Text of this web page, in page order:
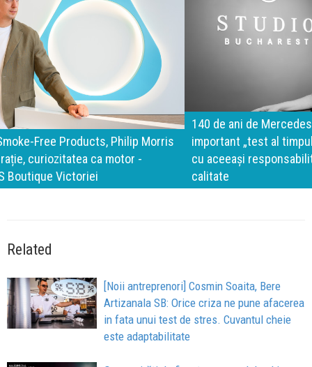
140 de ani de Mercedes-Benz. Ramona Pîrlog: Cel mai
important „test al timpului” este să inovăm constant, dar
cu aceeași responsabilitate față de oameni, siguranță și
calitate
Related
[Noii antreprenori] Cosmin Soaita, Bere
Artizanala SB: Orice criza ne pune afacerea
in fata unui test de stres. Cuvantul cheie
este adaptabilitate